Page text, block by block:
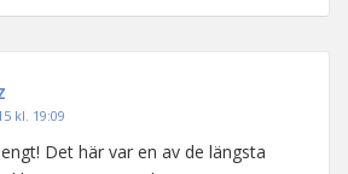
kl. 19:09
Det här var en av de längsta